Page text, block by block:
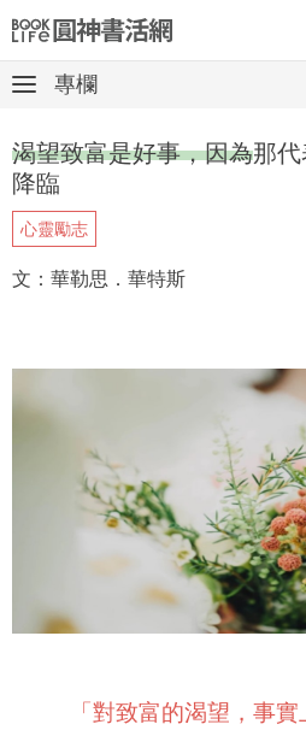
Netflix話題章魚小說！
專欄
渴望致富是好事，因為那
降臨
心靈勵志
文：華勒思．華特斯
「對致富的渴望，事